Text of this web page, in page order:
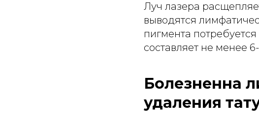
Луч лазера
выводятся
пигмента
составляет не менее
Болезненна
удаления